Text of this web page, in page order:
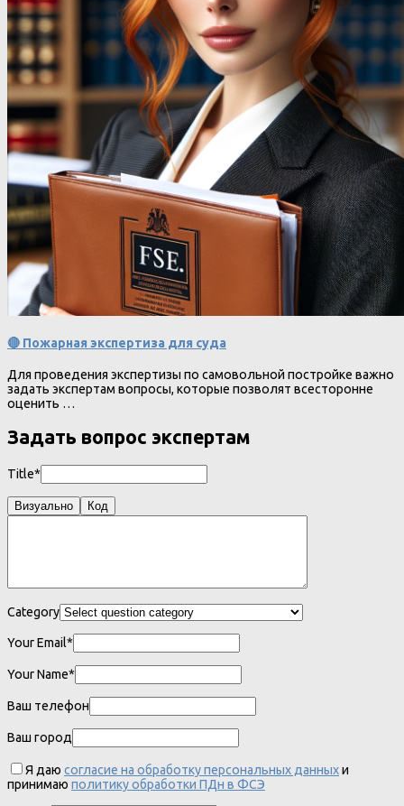
🔴 Пожарная экспертиза для суда
Для проведения экспертизы по самовольной постройке важно
задать экспертам вопросы, которые позволят всесторонне
оценить …
Задать вопрос экспертам
Title*
Визуально Код
Category
Your Email*
Your Name*
Ваш телефон
Ваш город
Я даю согласие на обработку персональных данныхи
принимаю политику обработки ПДн в ФСЭ